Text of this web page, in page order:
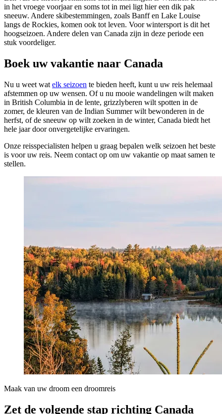
in het vroege voorjaar en soms tot in mei ligt hier een dik pak
sneeuw. Andere skibestemmingen, zoals Banff en Lake Louise
langs de Rockies, komen ook tot leven. Voor wintersport is dit het
hoogseizoen. Andere delen van Canada zijn in deze periode een
stuk voordeliger.
Boek uw vakantie naar Canada
Nu u weet wat elk seizoen te bieden heeft, kunt u uw reis helemaal
afstemmen op uw wensen. Of u nu mooie wandelingen wilt maken
in British Columbia in de lente, grizzlyberen wilt spotten in de
zomer, de kleuren van de Indian Summer wilt bewonderen in de
herfst, of de sneeuw op wilt zoeken in de winter, Canada biedt het
hele jaar door onvergetelijke ervaringen.
Onze reisspecialisten helpen u graag bepalen welk seizoen het beste
is voor uw reis. Neem contact op om uw vakantie op maat samen te
stellen.
Maak van uw droom een droomreis
Zet de volgende stap richting Canada